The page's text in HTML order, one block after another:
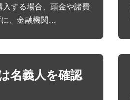
入する場合、頭金や諸費
に、金融機関…
名義人を確認